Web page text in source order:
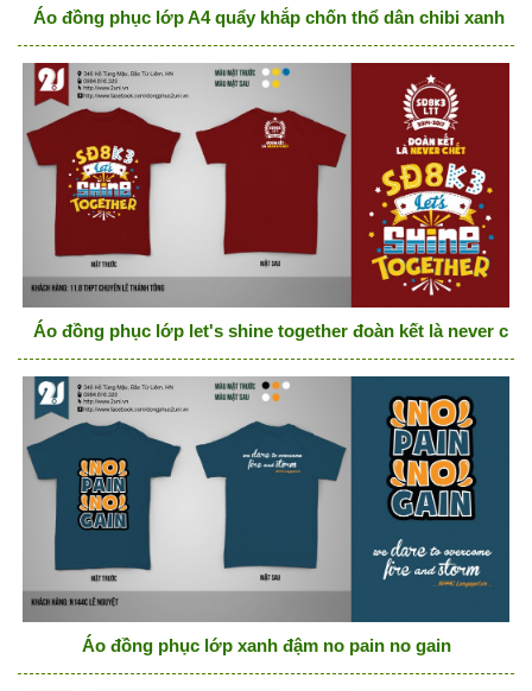
Áo đồng phục lớp A4 quẩy khắp chốn thổ dân chibi xanh
Áo đồng phục lớp let's shine together đoàn kết là never
Áo đồng phục lớp xanh đậm no pain no gain